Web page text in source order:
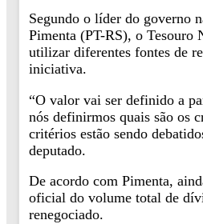
Segundo o líder do governo
Pimenta (PT-RS), o Tesouro
utilizar diferentes fontes de
iniciativa.
“O valor vai ser definido a
nós definirmos quais são os
critérios estão sendo
deputado.
De acordo com Pimenta,
oficial do volume total de
renegociado.